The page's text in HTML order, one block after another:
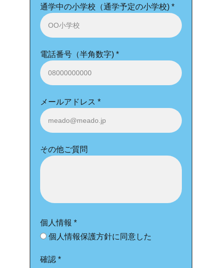
通学中の小学校（通学予定の小学校) *
電話番号（半角数字) *
メールアドレス *
その他ご質問
個人情報 *
個人情報保護方針に同意した
確認 *